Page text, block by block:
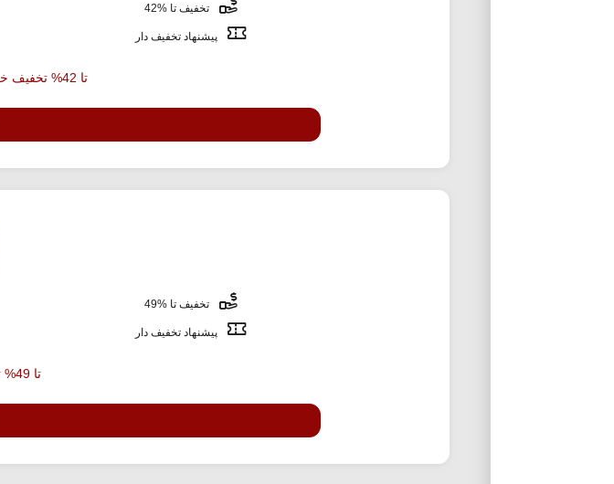
تخفیف تا %42
پیشنهاد تخفیف دار
تا 42% تخفیف خرید محصولات پروتئینی دیجی کالا جت
تخفیف تا %49
پیشنهاد تخفیف دار
تا 49% تخفیف نارنجی اسنپ مارکت